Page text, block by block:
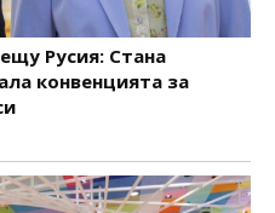
Русия: Стана
конвенцията за